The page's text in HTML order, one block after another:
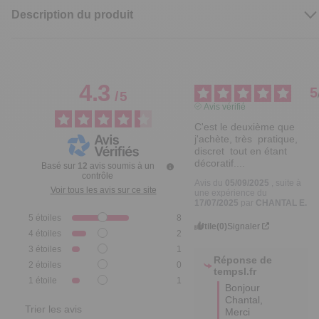
Description du produit
4.3/5
Basé sur 12 avis soumis à un
contrôle
Voir tous les avis sur ce site
5 étoiles
8
4 étoiles
2
3 étoiles
1
2 étoiles
0
1 étoile 1
Trier les avis
5
Avis vérifié
C'est le deuxième que
j'achète, très  pratique,
discret  tout en étant
décoratif....
Utile(0)Signaler
Réponse de
tempsl.fr
Bonjour
Chantal,
Merci